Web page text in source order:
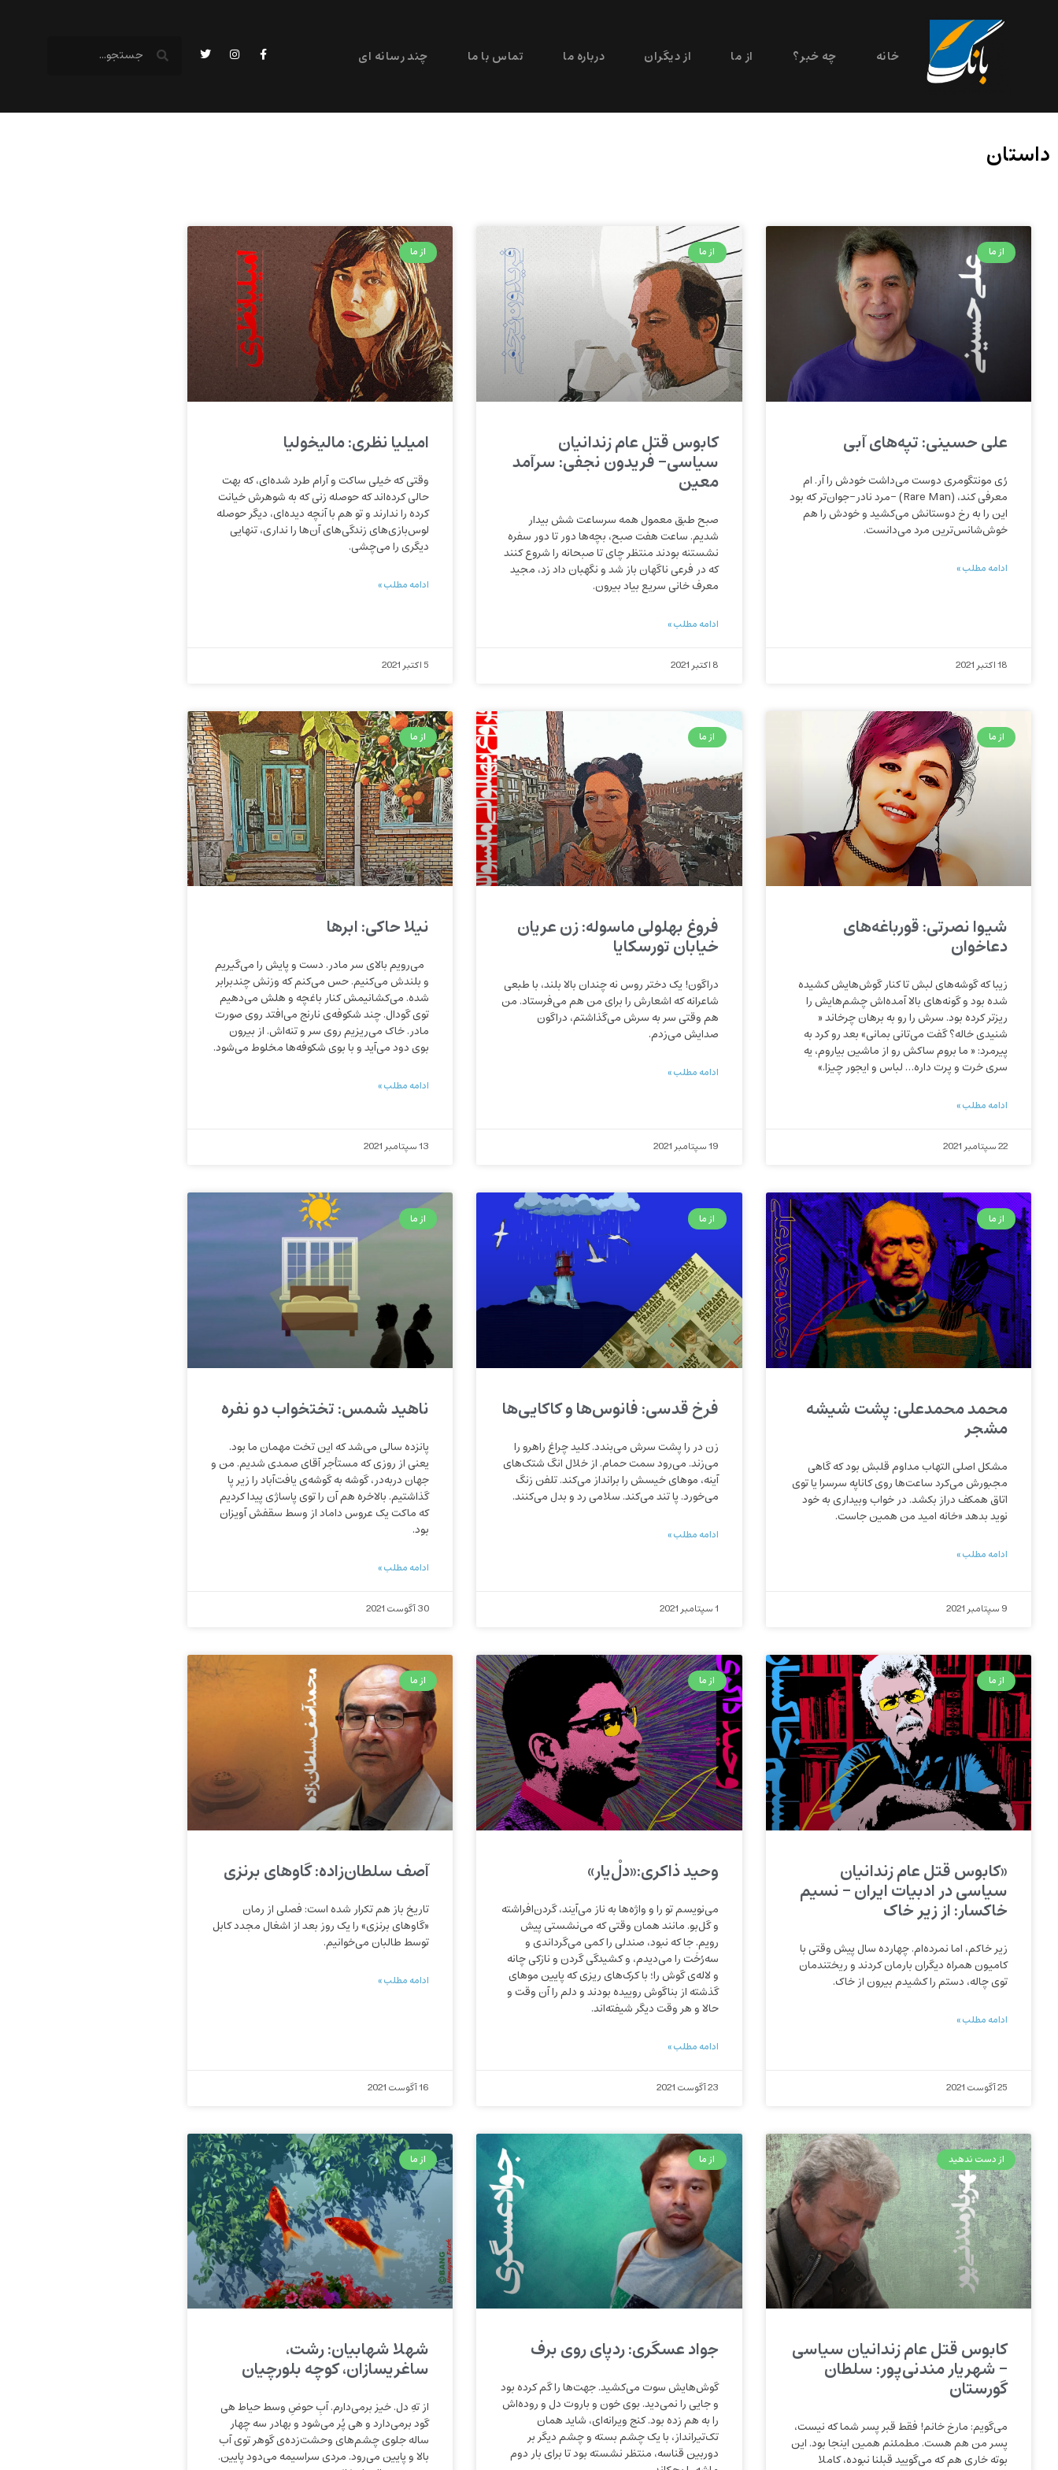
خانه چه خبر؟ از ما از دیگران درباره ما تماس با ما چند رسانه ای
داستان
از ما
علی حسینی: تپه‌های آبی
رُی مونتگومری دوست می‌داشت خودش را آر. ام
معرفی کند، (Rare Man) -مرد نادر-جوان‌تر که بود
این را به رخ دوستانش می‌کشید و خودش را هم
خوش‌شانس‌ترین مرد می‌دانست.
ادامه مطلب »
18 اکتبر 2021
از ما
کابوس قتل عام زندانیان
سیاسی- فریدون نجفی: سرآمد
معین
صبح طبق معمول همه سرساعت شش بیدار
شدیم. ساعت هفت صبح، بچه‌ها دور تا دور سفره
نشستنه بودند منتظر چای تا صبحانه را شروع کنند
که در فرعی ناگهان باز شد و نگهبان داد زد، مجید
معرف خانی سریع بیاد بیرون.
ادامه مطلب »
8 اکتبر 2021
از ما
امیلیا نظری: مالیخولیا
وقتی که خیلی ساکت و آرام طرد شده‌ای، که بهت
حالی کرده‌اند که حوصله زنی که به شوهرش خیانت
کرده را ندارند و تو هم با آنچه دیده‌ای، دیگر حوصله
لوس‌بازی‌های زندگی‌های آن‌ها را نداری، تنهایی
دیگری را می‌چشی.
ادامه مطلب »
5 اکتبر 2021
از ما
شیوا نصرتی: قورباغه‌های
دعاخوان
زیبا که گوشه‌های لبش تا کنار گوش‌هایش کشیده
شده بود و گونه‌های بالا آمده‌اش چشم‌هایش را
ریزتر کرده بود. سرش را رو به برهان چرخاند «
شنیدی خاله؟ گفت می‌تانی بمانی» بعد رو کرد به
پیرمرد: « ما بروم ساکش رو از ماشین بیاروم، یه
سری خرت و پرت داره… لباس و ایجور چیزا.»
ادامه مطلب »
22 سپتامبر 2021
از ما
فروغ بهلولی ماسوله: زن عریان
خیابان تورسکایا
دراگون! یک دختر روس نه چندان بالا بلند، با طبعی
شاعرانه که اشعارش را برای من هم می‌فرستاد. من
هم وقتی سر به سرش می‌گذاشتم، دراگون
صدایش می‌زدم.
ادامه مطلب »
19 سپتامبر 2021
از ما
نیلا حاکی: ابرها
می‌رویم بالای سر مادر. دست و پایش را می‌گیریم
و بلندش می‌کنیم. حس می‌کنم که وزنش چندبرابر
شده. می‌کشانیمش کنار باغچه و هلش می‌دهیم
توی گودال. چند شکوفه‌ی نارنج می‌افتد روی صورت
مادر. خاک می‌ریزیم روی سر و تنه‌اش. از بیرون
بوی دود می‌آید و با بوی شکوفه‌ها مخلوط می‌شود.
ادامه مطلب »
13 سپتامبر 2021
از ما
محمد محمدعلی: پشت شیشه
مشجر
مشکل اصلی التهاب مداوم قلبش بود که گاهی
مجبورش می‌کرد ساعت‌ها روی کاناپه سرسرا یا توی
اتاق همکف دراز بکشد. در خواب وبیداری به خود
نوید بدهد «خانه امید من همین جاست.
ادامه مطلب »
9 سپتامبر 2021
از ما
فرخ قدسی: فانوس‌ها و کاکایی‌ها
زن در را پشت سرش می‌بندد. کلید چراغ راهرو را
می‌زند. می‌رود سمت حمام. از خلال انگ شتک‌های
آینه، موهای خیسش را برانداز می‌کند. تلفن زنگ
می‌خورد. پا تند می‌کند. سلامی رد و بدل می‌کنند.
ادامه مطلب »
1 سپتامبر 2021
از ما
ناهید شمس: تختخواب دو نفره
پانزده سالی می‌شد که این تخت مهمان ما بود.
یعنی از روزی که مستأجر آقای صمدی شدیم. من و
جهان دربه‌در، گوشه به گوشه‌ی یافت‌آباد را زیر پا
گذاشتیم. بالاخره هم آن را توی پاساژی پیدا کردیم
که ماکت یک عروس داماد از وسط سقفش آویزان
بود.
ادامه مطلب »
30 آگوست 2021
از ما
«کابوس قتل عام زندانیان
سیاسی در ادبیات ایران – نسیم
خاکسار: از زیر خاک
زیر خاکم، اما نمرده‌ام. چهارده سال پیش وقتی با
کامیون همراه دیگران بارمان کردند و ریختندمان
توی چاله، دستم را کشیدم بیرون از خاک.
ادامه مطلب »
25 آگوست 2021
از ما
وحید ذاکری:«دلْ‌یار»
می‌نویسم تو را و واژه‌ها به ناز می‌آیند، گردن‌افراشته
و گل‌بو. مانند همان وقتی که می‌نشستی پیش
رویم. جا که نبود، صندلی را کمی می‌گرداندی و
سه‌رُخَت را می‌دیدم، و کشیدگی گردن و نازکی چانه
و لاله‌ی گوش را؛ با کرک‌های ریزی که پایین موهای
گذشته از بناگوش روییده بودند و دلم را آن وقت و
حالا و هر وقت دیگر شیفته‌اند.
ادامه مطلب »
23 آگوست 2021
از ما
آصف سلطان‌زاده: گاوهای برنزی
تاریخ باز هم تکرار شده است: فصلی از رمان
«گاوهای برنزی» را یک روز بعد از اشغال مجدد کابل
توسط طالبان می‌خوانیم.
ادامه مطلب »
16 آگوست 2021
از دست ندهید
کابوس قتل عام زندانیان سیاسی
– شهریار مندنی‌پور: سلطان
گورستان
می‌‌گویم: مارخ خانم! فقط قبر پسر شما که نیست،
پسر من هم هست. مطمئنم همین اینجا بود. این
بوته خاری هم که می‌‌گویید قبلنا نبوده، کاملا
از ما
جواد عسگری: ردپای روی برف
گوش‌هایش سوت می‌کشید. جهت‌ها را گم کرده بود
و جایی را نمی‌دید. بوی خون و باروت دل و روده‌اش
را به هم زده بود. کنج ویرانه‌ای، شاید همان
تک‌تیرانداز، با یک چشم بسته و چشم دیگر بر
دوربین قناسه، منتظر نشسته بود تا برای بار دوم
از ما
شهلا شهابیان: رشت،
ساغریسازان، کوچه بلورچیان
از تهِ دل. خیز برمی‌دارم. آبِ حوضِ وسط حیاط هی
گود برمی‌دارد و هی پُر می‌شود و بهادر سه چهار
ساله جلوی چشم‌های وحشت‌زده‌ی گوهر توی آب
بالا و پایین می‌رود. مرد‌ی سراسیمه می‌دود پایین.